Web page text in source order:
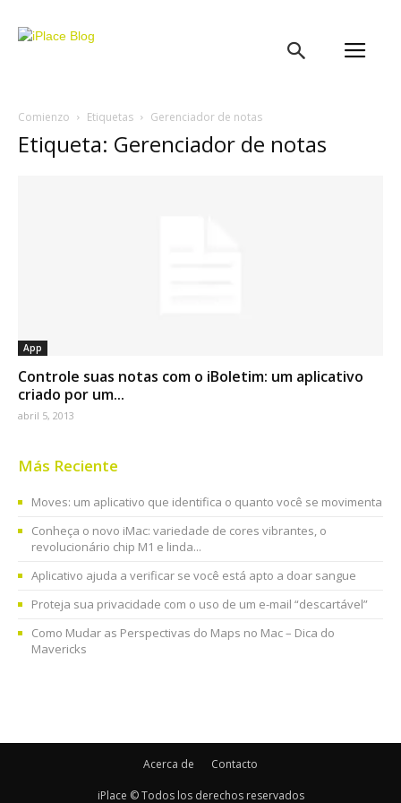
Comienzo Etiquetas Gerenciador de notas
Etiqueta: Gerenciador de notas
App
Controle suas notas com o iBoletim: um aplicativo
criado por um...
abril 5, 2013
Más Reciente
Moves: um aplicativo que identifica o quanto você se movimenta
Conheça o novo iMac: variedade de cores vibrantes, o
revolucionário chip M1 e linda...
Aplicativo ajuda a verificar se você está apto a doar sangue
Proteja sua privacidade com o uso de um e-mail “descartável”
Como Mudar as Perspectivas do Maps no Mac – Dica do
Mavericks
Acerca de Contacto
iPlace © Todos los derechos reservados